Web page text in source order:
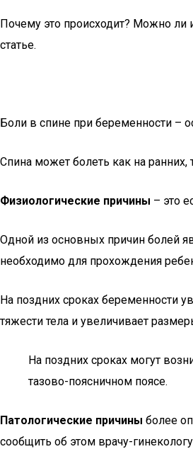
Почему это происходит? Можно ли
статье.
Боли в спине при беременности –
Спина может болеть как на
Физиологические причины – это
Одной из основных причин болей
необходимо для прохождения
На поздних сроках беременности
тяжести тела и увеличивает
На поздних сроках могут
тазово-поясничном поясе.
Патологические причины более
сообщить об этом врачу-